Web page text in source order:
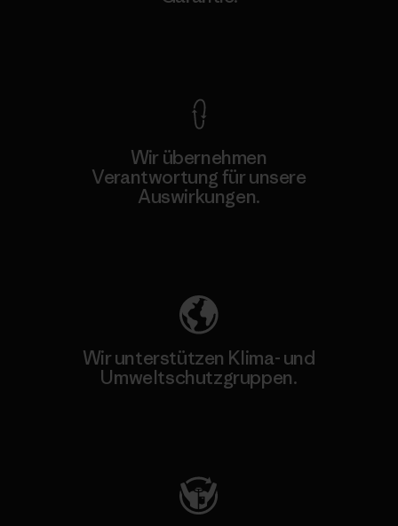
Wir übernehmen
Verantwortung für unsere
Auswirkungen.
Wir unterstützen Klima- und
Umweltschutzgruppen.